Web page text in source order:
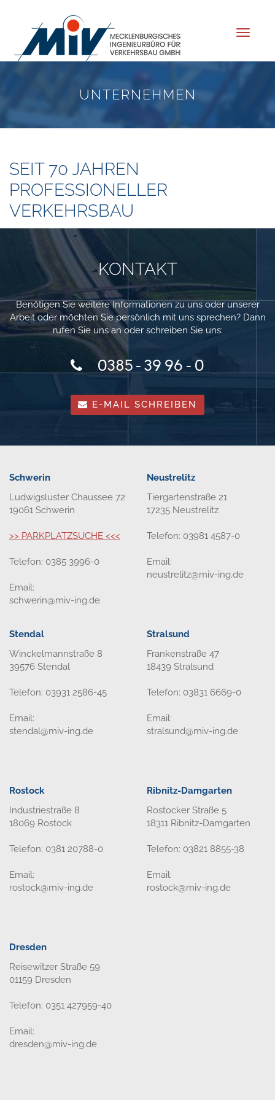
Toggle
UNTERNEHMEN
SEIT 70 JAHREN
PROFESSIONELLER
VERKEHRSBAU
KONTAKT
Benötigen Sie weitere Informationen zu uns oder unserer
Arbeit oder möchten Sie persönlich mit uns sprechen? Dann
rufen Sie uns an oder schreiben Sie uns:
0385 - 39 96 - 0
E-MAIL SCHREIBEN
Schwerin
Ludwigsluster Chaussee 72
19061 Schwerin
>> PARKPLATZSUCHE <<<
Telefon: 0385 3996-0
Email:
schwerin@miv-ing.de
Neustrelitz
Tiergartenstraße 21
17235 Neustrelitz
Telefon: 03981 4587-0
Email:
neustrelitz@miv-ing.de
Stendal
Winckelmannstraße 8
39576 Stendal
Telefon: 03931 2586-45
Email:
stendal@miv-ing.de
Stralsund
Frankenstraße 47
18439 Stralsund
Telefon: 03831 6669-0
Email:
stralsund@miv-ing.de
Rostock
Industriestraße 8
18069 Rostock
Telefon: 0381 20788-0
Email:
rostock@miv-ing.de
Ribnitz-Damgarten
Rostocker Straße 5
18311 Ribnitz-Damgarten
Telefon: 03821 8855-38
Email:
rostock@miv-ing.de
Dresden
Reisewitzer Straße 59
01159 Dresden
Telefon: 0351 427959-40
Email:
dresden@miv-ing.de